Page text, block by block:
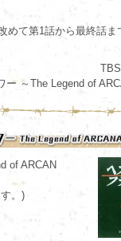
めて第1話から最終話ま
ー ～The Legend of
of ARCAN
。)